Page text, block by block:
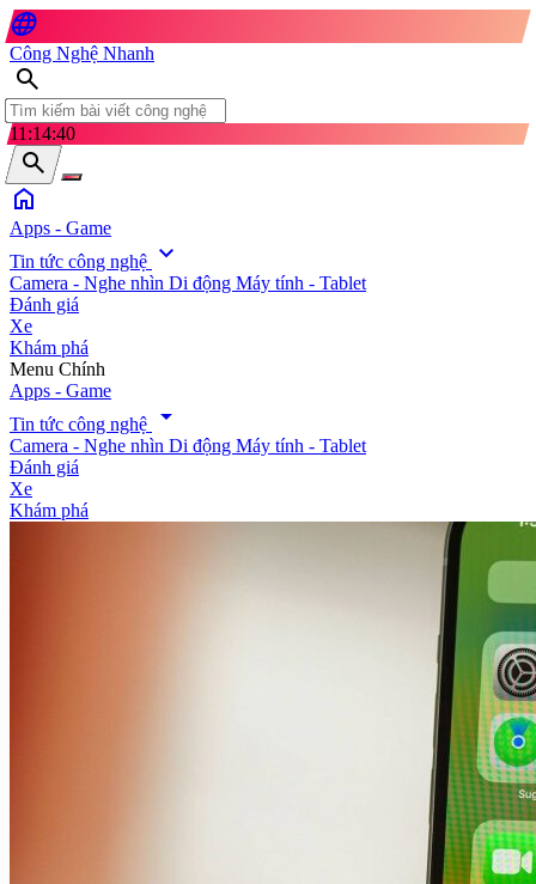
language
Công Nghệ Nhanh
search
11:14:42
search
home
Apps - Game
Tin tức công nghệ expand_more
Camera - Nghe nhìn Di động Máy tính - Tablet
Đánh giá
Xe
Khám phá
search
Menu Chính
Apps - Game
Tin tức công nghệ
arrow_drop_down
Camera - Nghe nhìn Di động Máy tính - Tablet
Đánh giá
Xe
Khám phá